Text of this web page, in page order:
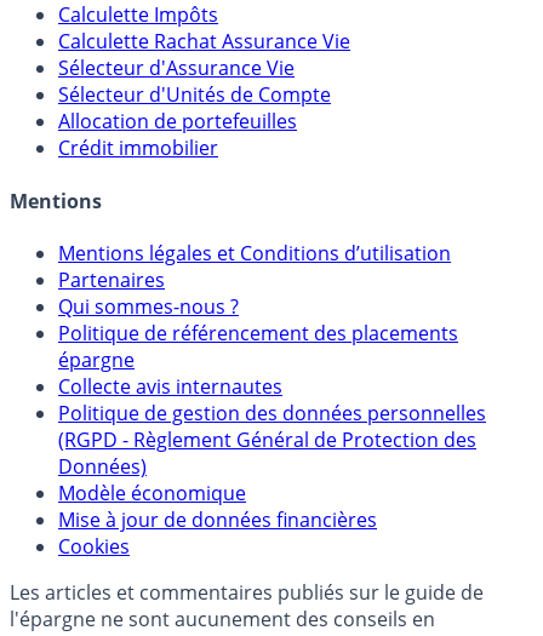
Calculateur d'intérêts
Calculette Impôts
Calculette Rachat Assurance Vie
Sélecteur d'Assurance Vie
Sélecteur d'Unités de Compte
Crédit immobilier
Mentions
Mentions légales et Conditions d’utilisation
Partenaires
Qui sommes-nous ?
Politique de référencement des placements
épargne
Collecte avis internautes
Politique de gestion des données personnelles
(RGPD - Règlement Général de Protection des
Données)
Modèle économique
Cookies